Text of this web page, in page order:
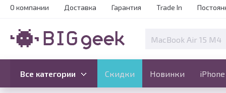
О компании Доставка Гарантия Trade In
Все категории Скидки Новинки iPhone
Скидки Новинки
Все категории